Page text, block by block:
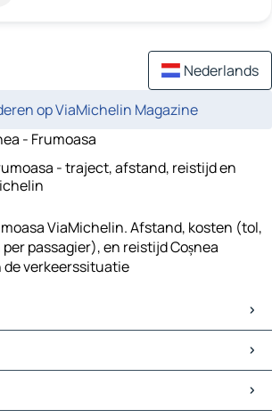
Nederlands
op ViaMichelin Magazine
- Frumoasa
- traject, afstand, reistijd en
ViaMichelin. Afstand, kosten (tol,
passagier), en reistijd Coșnea
de verkeerssituatie
- Miercurea Ciuc
- Lunca de Sus